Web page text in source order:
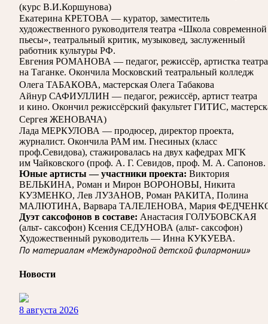
(курс В.И.Коршунова)
Екатерина КРЕТОВА — куратор, заместитель
художественного руководителя театра «Школа современной
пьесы», театральный критик, музыковед, заслуженный
работник культуры РФ.
Евгения РОМАНОВА — педагог, режиссёр, артистка театра
на Таганке. Окончила Московский театральный колледж
Олега ТАБАКОВА, мастерская Олега Табакова
Айнур САФИУЛЛИН — педагог, режиссёр, артист театра
и кино. Окончил режиссёрский факультет ГИТИС,
Сергея ЖЕНОВАЧА)
Лада МЕРКУЛОВА — продюсер, директор проекта,
журналист. Окончила РАМ им. Гнесиных (класс
проф.Севидова), стажировалась на двух кафедрах МГК
им Чайковского (проф. А. Г. Севидов, проф. М. А. Сапонов.
Юные артисты — участники проекта: Виктория
ВЕЛЬКИНА, Роман и Мирон ВОРОНОВЫ, Никита
КУЗМЕНКО, Лев ЛУЗАНОВ, Роман РАКИТА, Полина
МАЛЮТИНА, Варвара ТАЛЕЛЕНОВА, Мария
Дуэт саксофонов в составе: Анастасия ГОЛУБОВСКАЯ
(альт- саксофон) Ксения СЕДУНОВА (альт- саксофон)
Художественный руководитель — Инна КУКУЕВА.
По материалам «Международной детской филармонии»
Новости
8 августа 2026